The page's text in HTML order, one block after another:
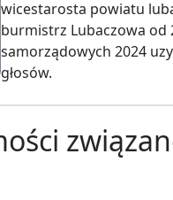
wicestarosta powiatu
burmistrz Lubaczowa od
samorządowych 2024
głosów.